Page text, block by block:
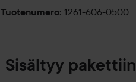
Tuotenumero: 1261-606-0500
Sisältyy pakettiin